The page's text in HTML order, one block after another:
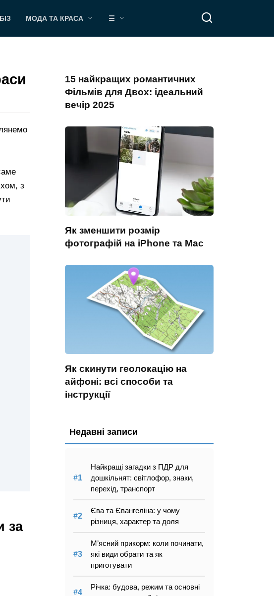
МОДА ТА КРАСА ☰
з
за
15 найкращих романтичних
Фільмів для Двох: ідеальний
вечір 2025
Як зменшити розмір
фотографій на iPhone та Mac
Як скинути геолокацію на
айфоні: всі способи та
інструкції
Недавні записи
Найкращі загадки з ПДР для
дошкільнят: світлофор, знаки,
перехід, транспорт
Єва та Євангеліна: у чому
різниця, характер та доля
М’ясний прикорм: коли починати,
які види обрати та як
приготувати
Річка: будова, режим та основні